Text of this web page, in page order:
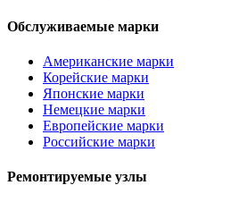
Обслуживаемые марки
Американские марки
Корейские марки
Японские марки
Немецкие марки
Европейские марки
Российские марки
Ремонтируемые узлы